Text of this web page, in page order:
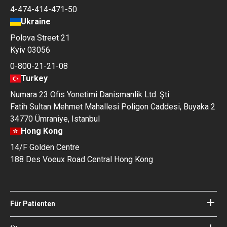
4-474-414-471-50
Ukraine
Polova Street 21
Kyiv 03056
0-800-21-21-08
Turkey
Numara 23 Ofis Yonetimi Danismanlik Ltd. Şti.
Fatih Sultan Mehmet Mahallesi Poligon Caddesi, Buyaka 2
34770 Ümraniye, Istanbul
Hong Kong
14/F Golden Centre
188 Des Voeux Road Central Hong Kong
Für Patienten
Kliniken